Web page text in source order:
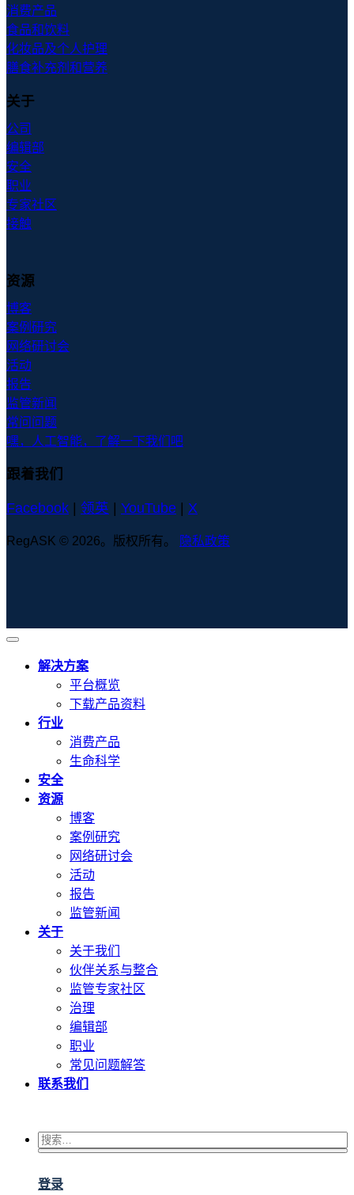
消费产品
食品和饮料
化妆品及个人护理
膳食补充剂和营养
关于
公司
编辑部
安全
职业
专家社区
接触
资源
博客
案例研究
网络研讨会
活动
报告
监管新闻
常问问题
嘿，人工智能，了解一下我们吧
跟着我们
Facebook | 领英 | YouTube | X
RegASK © 2026。版权所有。 隐私政策
解决方案
平台概览
下载产品资料
行业
消费产品
生命科学
安全
资源
博客
案例研究
网络研讨会
活动
报告
监管新闻
关于
关于我们
伙伴关系与整合
监管专家社区
治理
编辑部
职业
常见问题解答
联系我们
登录